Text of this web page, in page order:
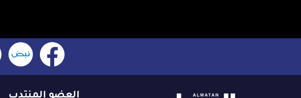
العضو المنتدب